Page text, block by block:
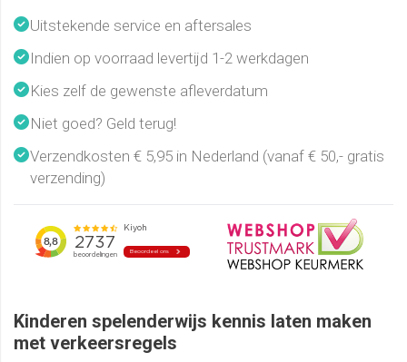
Uitstekende service en aftersales
Indien op voorraad levertijd 1-2 werkdagen
Kies zelf de gewenste afleverdatum
Niet goed? Geld terug!
Verzendkosten € 5,95 in Nederland (vanaf € 50,- gratis
verzending)
Kinderen spelenderwijs kennis laten maken
met verkeersregels